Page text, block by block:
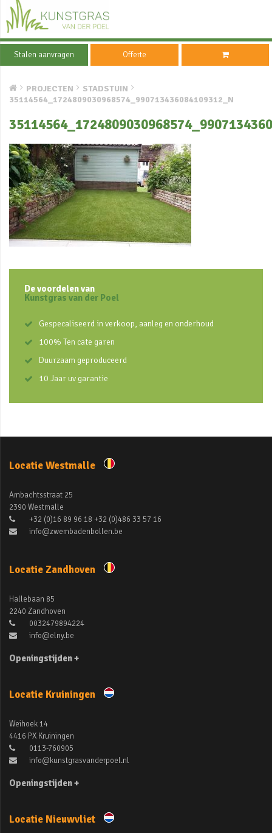
Stalen aanvragen Offerte
PROJECTEN
STADSTUIN
35114564_1724809030968574_990713436084109312_N
De voordelen van
Kunstgras van der Poel
Gespecaliseerd in verkoop, aanleg en onderhoud
100% Ten cate garen
Duurzaam geproduceerd
10 Jaar uv garantie
Locatie Westmalle
Ambachtsstraat 25
2390 Westmalle
+32 (0)16 89 96 18 +32 (0)486 33 57 16
info@zwembadenbollen.be
Locatie Zandhoven
Hallebaan 85
2240 Zandhoven
0032479894224
info@elny.be
Openingstijden +
Locatie Kruiningen
Weihoek 14
4416 PX Kruiningen
0113-760905
info@kunstgrasvanderpoel.nl
Openingstijden +
Locatie Nieuwvliet